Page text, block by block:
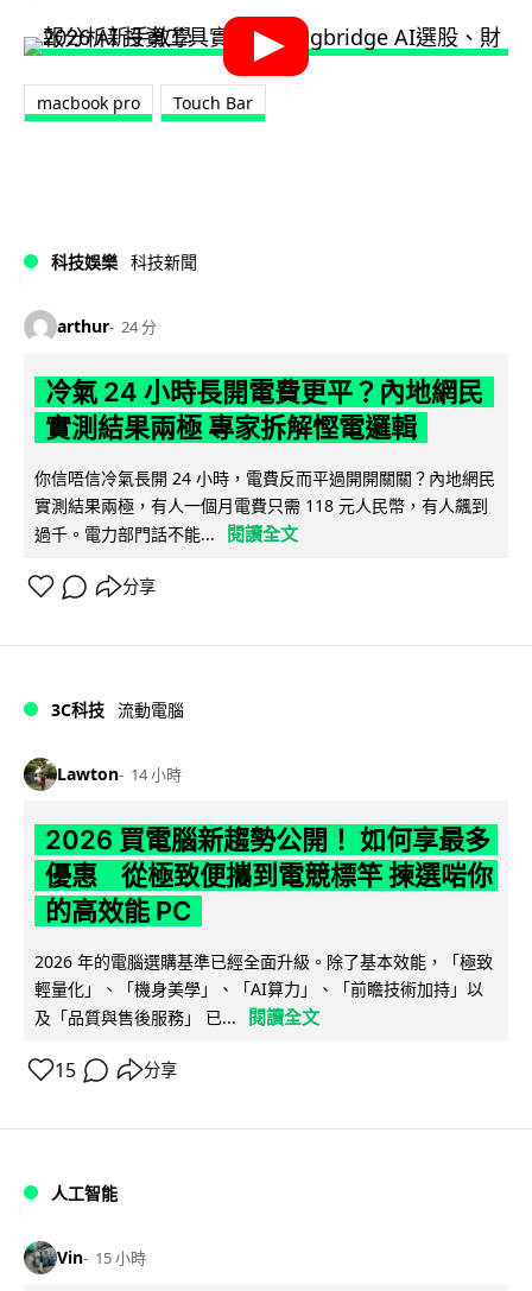
macbook pro Touch Bar
科技娛樂 科技新聞
arthur 24 分
冷氣 24 小時長開電費更平？內地網民
實測結果兩極 專家拆解慳電邏輯
你信唔信冷氣長開 24 小時，電費反而平過開開關關？內地網民
實測結果兩極，有人一個月電費只需 118 元人民幣，有人飆到
過千。電力部門話不能...
閱讀全文
分享
3C科技 流動電腦
Lawton 14 小時
2026 買電腦新趨勢公開！ 如何享最多
優惠 從極致便攜到電競標竿 揀選啱你
的高效能 PC
2026 年的電腦選購基準已經全面升級。除了基本效能，「極致
輕量化」、「機身美學」、「AI算力」、「前瞻技術加持」以
及「品質與售後服務」 已...
閱讀全文
15 分享
人工智能
Vin 15 小時